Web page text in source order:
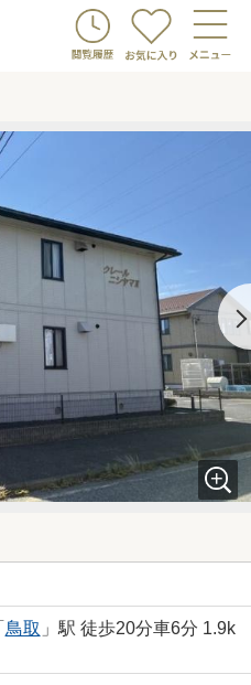
鳥取 」駅 徒歩20分車6分 1.9k